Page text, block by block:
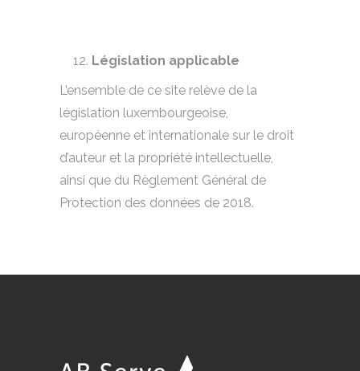
Législation applicable
L’ensemble de ce site relève de la
législation luxembourgeoise,
européenne et internationale sur le droit
d’auteur et la propriété intellectuelle,
ainsi que du Règlement Général de
Protection des données de 2018.